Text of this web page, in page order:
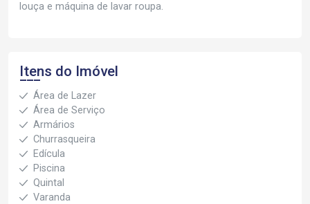
louça e máquina de lavar roupa.
Itens do Imóvel
Área de Lazer
Área de Serviço
Armários
Churrasqueira
Edícula
Piscina
Quintal
Varanda